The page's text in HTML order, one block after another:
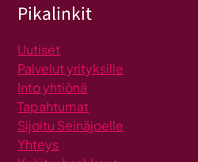
Pikalinkit
Uutiset
Palvelut yrityksille
Into yhtiönä
Tapahtumat
Sijoitu Seinäjoelle
Yhteys